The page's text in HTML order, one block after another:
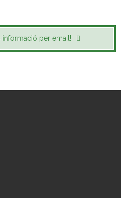
informació per email!